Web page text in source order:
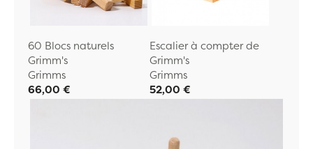
60 Blocs naturels
Grimm's
Grimms
66,00 €
Escalier à compter de
Grimm's
Grimms
52,00 €